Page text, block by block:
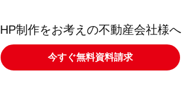
HP制作をお考えの不動産会社様へ
今すぐ無料資料請求